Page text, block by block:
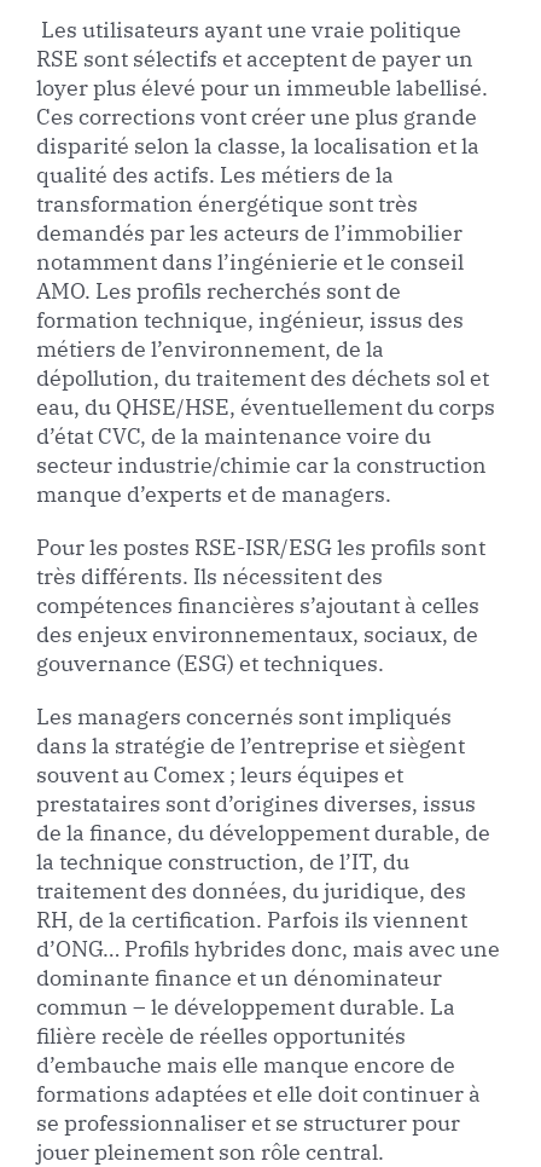
Les utilisateurs ayant une vraie politique
RSE sont sélectifs et acceptent de payer un
loyer plus élevé pour un immeuble labellisé.
Ces corrections vont créer une plus grande
disparité selon la classe, la localisation et la
qualité des actifs. Les métiers de la
transformation énergétique sont très
demandés par les acteurs de l’immobilier
notamment dans l’ingénierie et le conseil
AMO. Les profils recherchés sont de
formation technique, ingénieur, issus des
métiers de l’environnement, de la
dépollution, du traitement des déchets sol et
eau, du QHSE/HSE, éventuellement du corps
d’état CVC, de la maintenance voire du
secteur industrie/chimie car la construction
manque d’experts et de managers.
Pour les postes RSE-ISR/ESG les profils sont
très différents. Ils nécessitent des
compétences financières s’ajoutant à celles
des enjeux environnementaux, sociaux, de
gouvernance (ESG) et techniques.
Les managers concernés sont impliqués
dans la stratégie de l’entreprise et siègent
souvent au Comex ; leurs équipes et
prestataires sont d’origines diverses, issus
de la finance, du développement durable, de
la technique construction, de l’IT, du
traitement des données, du juridique, des
RH, de la certification. Parfois ils viennent
d’ONG… Profils hybrides donc, mais avec une
dominante finance et un dénominateur
commun – le développement durable. La
filière recèle de réelles opportunités
d’embauche mais elle manque encore de
formations adaptées et elle doit continuer à
se professionnaliser et se structurer pour
jouer pleinement son rôle central.